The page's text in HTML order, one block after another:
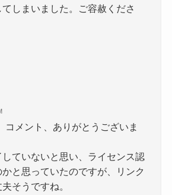
しまいました。ご容赦くださ
コメント、ありがとうございま
していないと思い、ライセンス認
と思っていたのですが、リンク
そうですね。